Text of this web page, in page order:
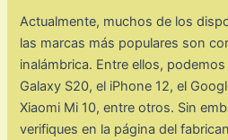
Actualmente, muchos de los
las marcas más populares son
inalámbrica. Entre ellos,
Galaxy S20, el iPhone 12, el
Xiaomi Mi 10, entre otros. Sin
verifiques en la página del